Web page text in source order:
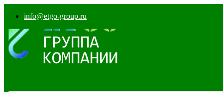
info@etgo-group.ru